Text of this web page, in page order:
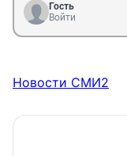
Гость
Войти
Новости СМИ2